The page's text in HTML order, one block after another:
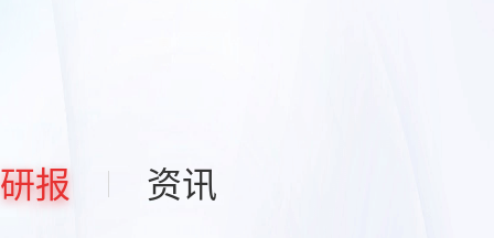
研报 资讯